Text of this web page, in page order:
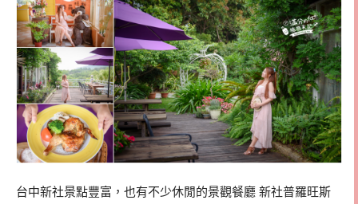
台中新社景點豐富，也有不少休閒的景觀餐廳 新社普羅旺斯